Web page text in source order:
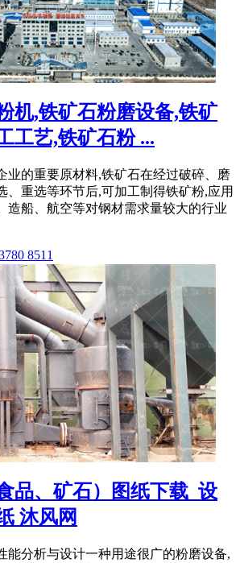
机,铁矿石粉磨设备,铁矿
工艺,铁矿石粉 ...
业的重要原材料,铁矿石在经过破碎、磨
、重选等环节后,可加工制得铁矿粉,应用
造船、航空等对钢材需求量较大的行业
8511
品、矿石）图纸下载_设
沐风网
能分析与设计一种用途很广的粉磨设备,